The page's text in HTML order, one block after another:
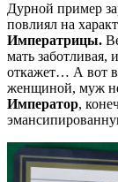
Дурной пример
повлиял на
Императрицы.
мать заботливая,
откажет… А вот
женщиной, муж не
Император,